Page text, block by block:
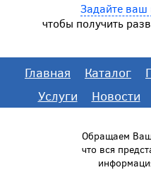
Задайте ваш
чтобы получить
Главная Каталог
Услуги
Новости
Обращаем
что вся